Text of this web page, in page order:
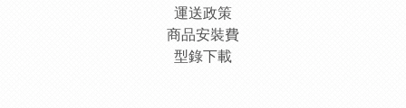
運送政策
商品安裝費
型錄下載